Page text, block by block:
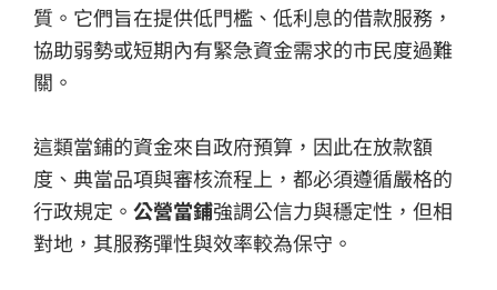
質。它們旨在提供低門檻、低利息的借款服務，
協助弱勢或短期內有緊急資金需求的市民度過難
關。
這類當鋪的資金來自政府預算，因此在放款額
度、典當品項與審核流程上，都必須遵循嚴格的
行政規定。 公營當鋪強調公信力與穩定性，但相
對地，其服務彈性與效率較為保守。